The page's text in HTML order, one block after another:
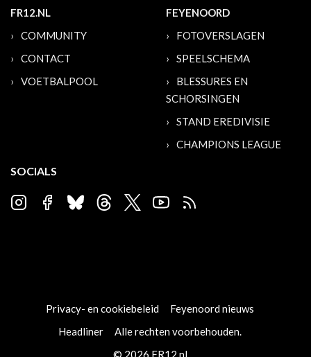
FR12.NL
COMMUNITY
CONTACT
VOETBALPOOL
FEYENOORD
FOTOVERSLAGEN
SPEELSCHEMA
BLESSURES EN
SCHORSINGEN
STAND EREDIVISIE
CHAMPIONS LEAGUE
SOCIALS
Privacy- en cookiebeleid
Feyenoord nieuws
Headliner
Alle rechten voorbehouden.
© 2026 FR12.nl